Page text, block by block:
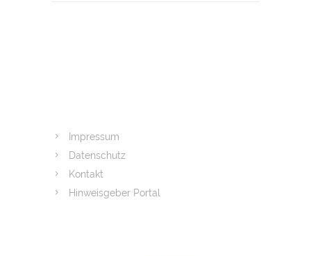
Impressum
Datenschutz
Kontakt
Hinweisgeber Portal